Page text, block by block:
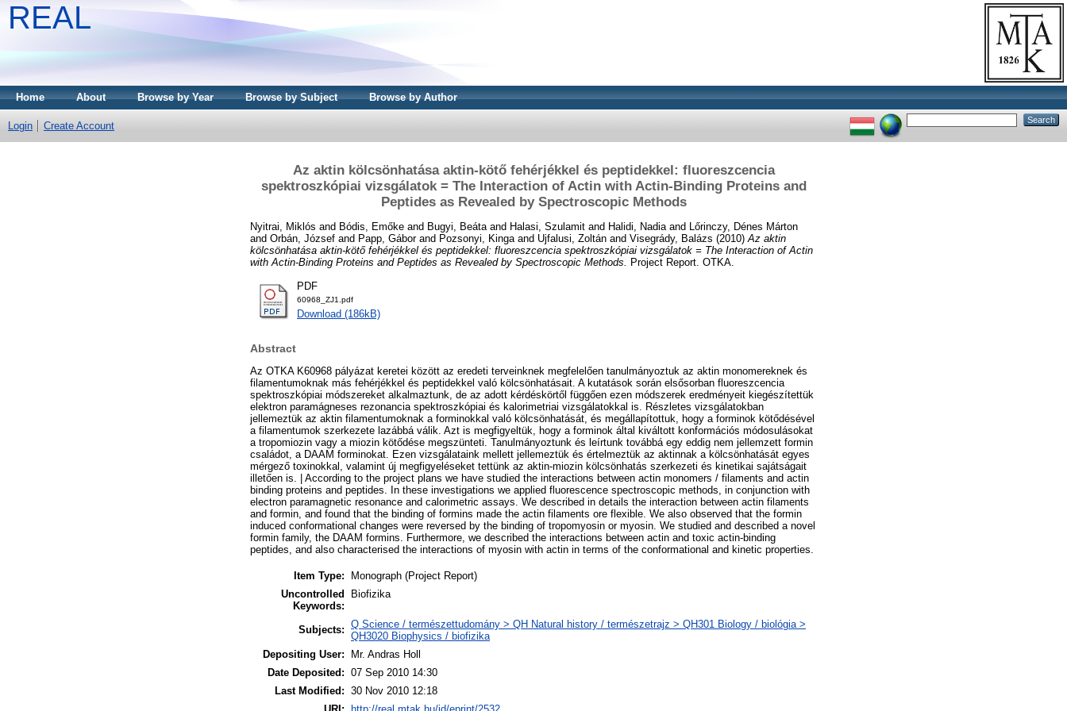
REAL
Home About Browse by Year Browse by Subject Browse by Author
Login Create Account
Az aktin kölcsönhatása aktin-kötő fehérjékkel és peptidekkel: fluoreszcencia
spektroszkópiai vizsgálatok = The Interaction of Actin with Actin-Binding Proteins and
Peptides as Revealed by Spectroscopic Methods
Nyitrai, Miklós and Bódis, Emőke and Bugyi, Beáta and Halasi, Szulamit and Halidi, Nadia and Lőrinczy, Dénes Márton
and Orbán, József and Papp, Gáborand Pozsonyi, Kinga and Ujfalusi, Zoltán and Visegrády, Balázs (2010) Az aktin
kölcsönhatása aktin-kötő fehérjékkel és peptidekkel: fluoreszcencia spektroszkópiai vizsgálatok = The Interaction of Actin
with Actin-Binding Proteins and Peptides as Revealed by Spectroscopic Methods.
Project Report. OTKA.
PDF
60968_ZJ1.pdf
Download (186kB)
Abstract
Az OTKA K60968 pályázat keretei között az eredeti terveinknek megfelelően tanulmányoztuk az aktin monomereknek és
filamentumoknak más fehérjékkel és peptidekkel való kölcsönhatásait. A kutatások során elsősorban fluoreszcencia
spektroszkópiai módszereket alkalmaztunk, de az adott kérdéskörtől függően ezen módszerek eredményeit kiegészítettük
elektron paramágneses rezonancia spektroszkópiai és kalorimetriai vizsgálatokkal is. Részletes vizsgálatokban
jellemeztük az aktin filamentumoknak a forminokkal való kölcsönhatását, és megállapítottuk, hogy a forminok kötődésével
a filamentumok szerkezete lazábbá válik. Azt is megfigyeltük, hogy a forminok által kiváltott konformációs módosulásokat
a tropomiozin vagy a miozin kötődése megszünteti. Tanulmányoztunk és leírtunk továbbá egy eddig nem jellemzett formin
családot, a DAAM forminokat. Ezen vizsgálataink mellett jellemeztük és értelmeztük az aktinnak a kölcsönhatását egyes
mérgező toxinokkal, valamint új megfigyeléseket tettünk az aktin-miozin kölcsönhatás szerkezeti és kinetikai sajátságait
illetően is. | According to the project plans we have studied the interactions between actin monomers / filaments and actin
binding proteins and peptides. In these investigations we applied fluorescence spectroscopic methods, in conjunction with
electron paramagnetic resonance and calorimetric assays. We described in details the interaction between actin filaments
and formin, and found that the binding of formins made the actin filaments ore flexible. We also observed that the formin
induced conformational changes were reversed by the binding of tropomyosin or myosin. We studied and described a novel
formin family, the DAAM formins. Furthermore, we described the interactions between actin and toxic actin-binding
peptides, and also characterised the interactions of myosin with actin in terms of the conformational and kinetic properties.
Item Type:
Monograph (Project Report)
Uncontrolled
Keywords:
Biofizika
Subjects: Q Science / természettudomány > QH Natural history / természetrajz > QH301 Biology / biológia >
QH3020 Biophysics / biofizika
Depositing User:
Mr. Andras Holl
Date Deposited: 07 Sep 2010 14:30
Last Modified: 30 Nov 2010 12:18